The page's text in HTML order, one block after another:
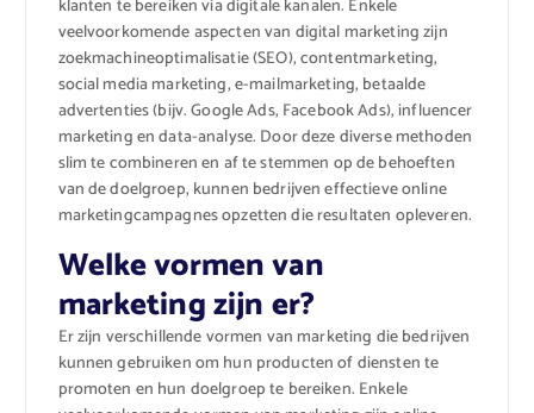
klanten te bereiken via digitale kanalen. Enkele
veelvoorkomende aspecten van digital marketing zijn
zoekmachineoptimalisatie (SEO), contentmarketing,
social media marketing, e-mailmarketing, betaalde
advertenties (bijv. Google Ads, Facebook Ads), influencer
marketing en data-analyse. Door deze diverse methoden
slim te combineren en af te stemmen op de behoeften
van de doelgroep, kunnen bedrijven effectieve online
marketingcampagnes opzetten die resultaten opleveren.
Welke vormen van
marketing zijn er?
Er zijn verschillende vormen van marketing die bedrijven
kunnen gebruiken om hun producten of diensten te
promoten en hun doelgroep te bereiken. Enkele